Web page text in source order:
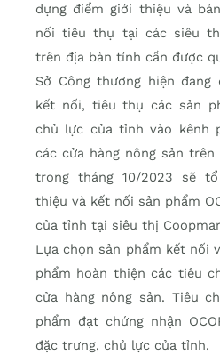
dựng điểm giới thiệu và
nối tiêu thụ tại các siêu
trên địa bàn tỉnh cần được
Sở Công thương hiện
kết nối, tiêu thụ các sản
chủ lực của tỉnh vào kênh
các cửa hàng nông sản
trong tháng 10/2023 sẽ
thiệu và kết nối sản phẩm
của tỉnh tại siêu thị
Lựa chọn sản phẩm kết nối
phẩm hoàn thiện các tiêu
cửa hàng nông sản. Tiêu
phẩm đạt chứng nhận
đặc trưng, chủ lực của tỉnh.